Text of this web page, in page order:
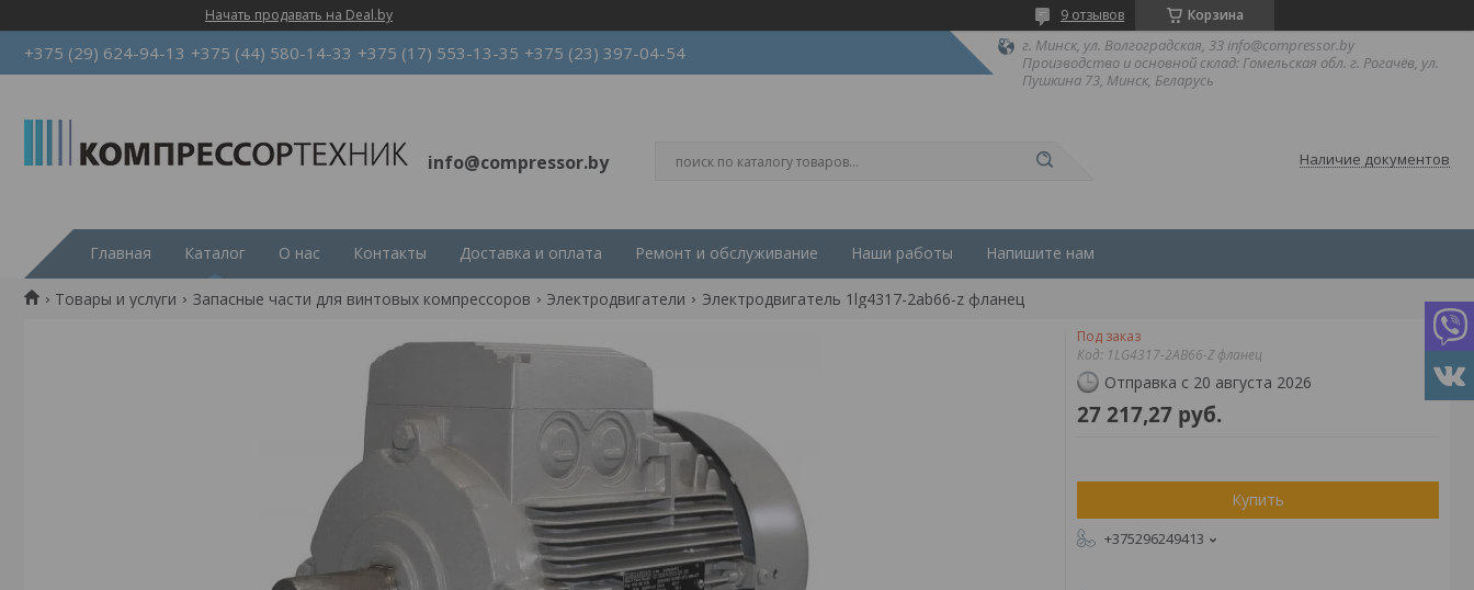
Начать продавать на Deal.by Корзина
9 отзывов
+375 (29) 624-94-13 +375 (44) 580-14-33 +375 (17) 553-13-35 +375 (23) 397-04-54
г. Минск, ул. Волгоградская, 33 info@compressor.by
Производство и основной склад: Гомельская обл. г. Рогачёв, ул.
Пушкина 73, Минск, Беларусь
info@compressor.by Наличие документов
Главная Каталог О нас Контакты Доставка и оплата Ремонт и обслуживание Наши работы Напишите нам
Товары и услуги Запасные части для винтовых компрессоров Электродвигатели Электродвигатель 1lg4317-2ab66-z фланец
Под заказ
Код: 1LG4317-2AB66-Z фланец
Отправка с 20 августа 2026
27 217,27 руб.
Купить
+375296249413